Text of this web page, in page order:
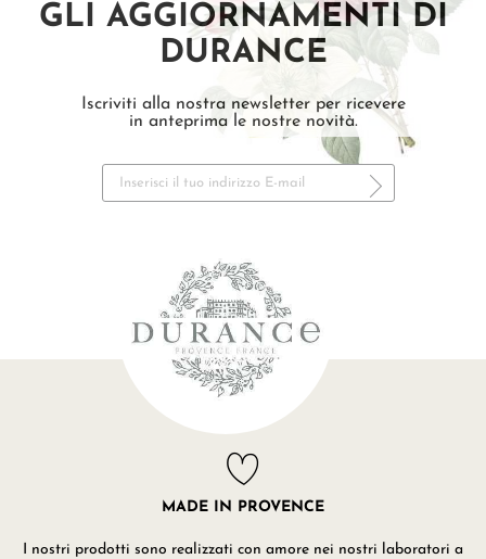
GLI AGGIORNAMENTI DI
DURANCE
Iscriviti alla nostra newsletter per ricevere
in anteprima le nostre novità.
MADE IN PROVENCE
I nostri prodotti sono realizzati con amore nei nostri laboratori a